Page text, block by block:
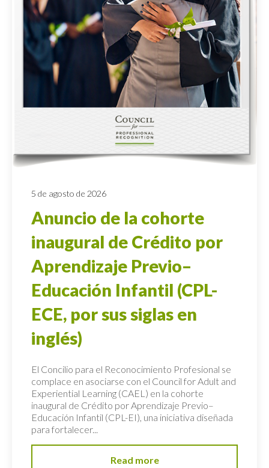
5 de agosto de 2026
Anuncio de la cohorte
inaugural de Crédito por
Aprendizaje Previo–
Educación Infantil (CPL-
ECE, por sus siglas en
inglés)
El Concilio para el Reconocimiento Profesional se
complace en asociarse con el Council for Adult and
Experiential Learning (CAEL) en la cohorte
inaugural de Crédito por Aprendizaje Previo–
Educación Infantil (CPL-EI), una iniciativa diseñada
para fortalecer...
Read more